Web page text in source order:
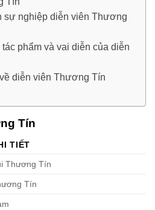
sự nghiệp diễn viên Thương
phẩm và vai diễn của diễn
diễn viên Thương Tín
Tín
TIẾT
Thương Tín
Tín